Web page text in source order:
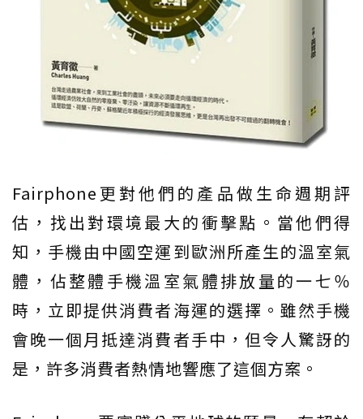
Fairphone更對他們的產品做生命週期評
估，找出對環境最大的衝擊點。當他們得
知，手機由中國空運到歐洲所產生的溫室氣
體，佔整體手機溫室氣體排放量的一七％
時，立即提供消費者海運的選擇。雖然手機
會晚一個月抵達消費者手中，但令人驚訝的
是，許多消費者熱情地響應了這個方案。